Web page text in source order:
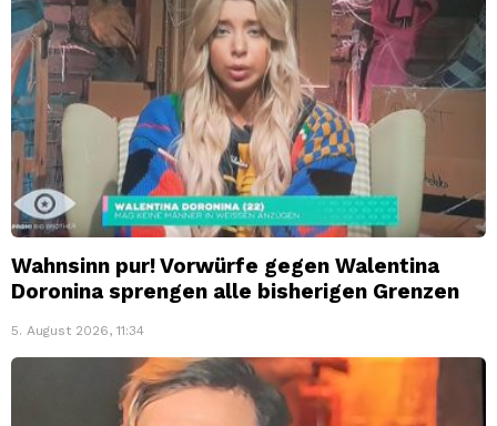
Wahnsinn pur! Vorwürfe gegen Walentina
Doronina sprengen alle bisherigen Grenzen
5. August 2026, 11:34